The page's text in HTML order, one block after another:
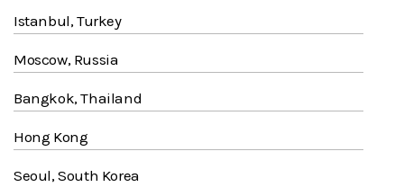
Istanbul, Turkey
Moscow, Russia
Bangkok, Thailand
Hong Kong
Seoul, South Korea